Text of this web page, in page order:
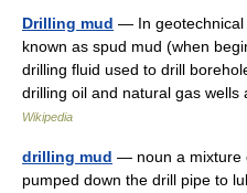
Drilling mud — In geotechnical
known as spud mud (when
drilling fluid used to drill
drilling oil and natural gas
Wikipedia
drilling mud — noun a mixture
pumped down the drill pipe to